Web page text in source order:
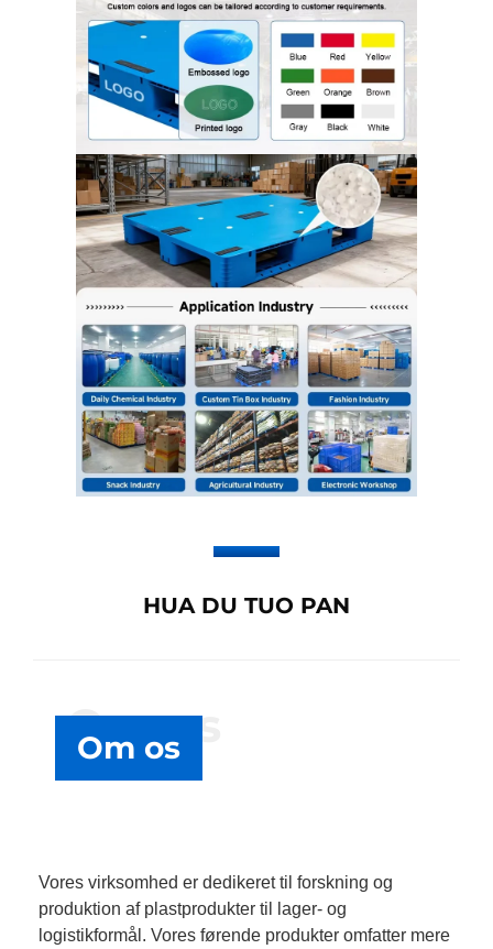
HUA DU TUO PAN
Om os
Om os
Vores virksomhed er dedikeret til forskning og
produktion af plastprodukter til lager- og
logistikformål. Vores førende produkter omfatter mere